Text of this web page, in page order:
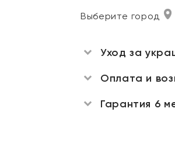
Выберите город
Уход за
Оплата и
Гарантия 6